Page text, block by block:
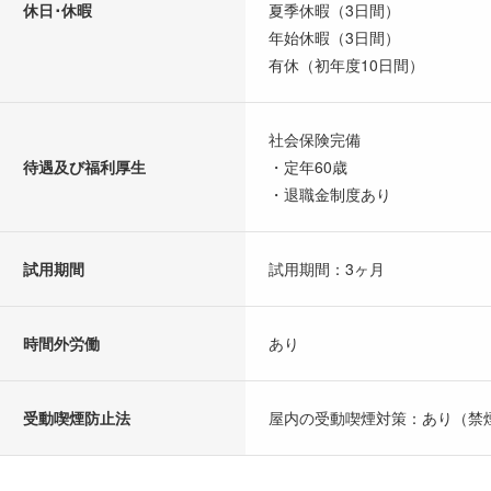
休日･休暇
夏季休暇（3日間）
年始休暇（3日間）
有休（初年度10日間）
待遇及び福利厚生
社会保険完備
・定年60歳
・退職金制度あり
試用期間 試用期間：3ヶ月
時間外労働 あり
受動喫煙防止法 屋内の受動喫煙対策：あり（禁